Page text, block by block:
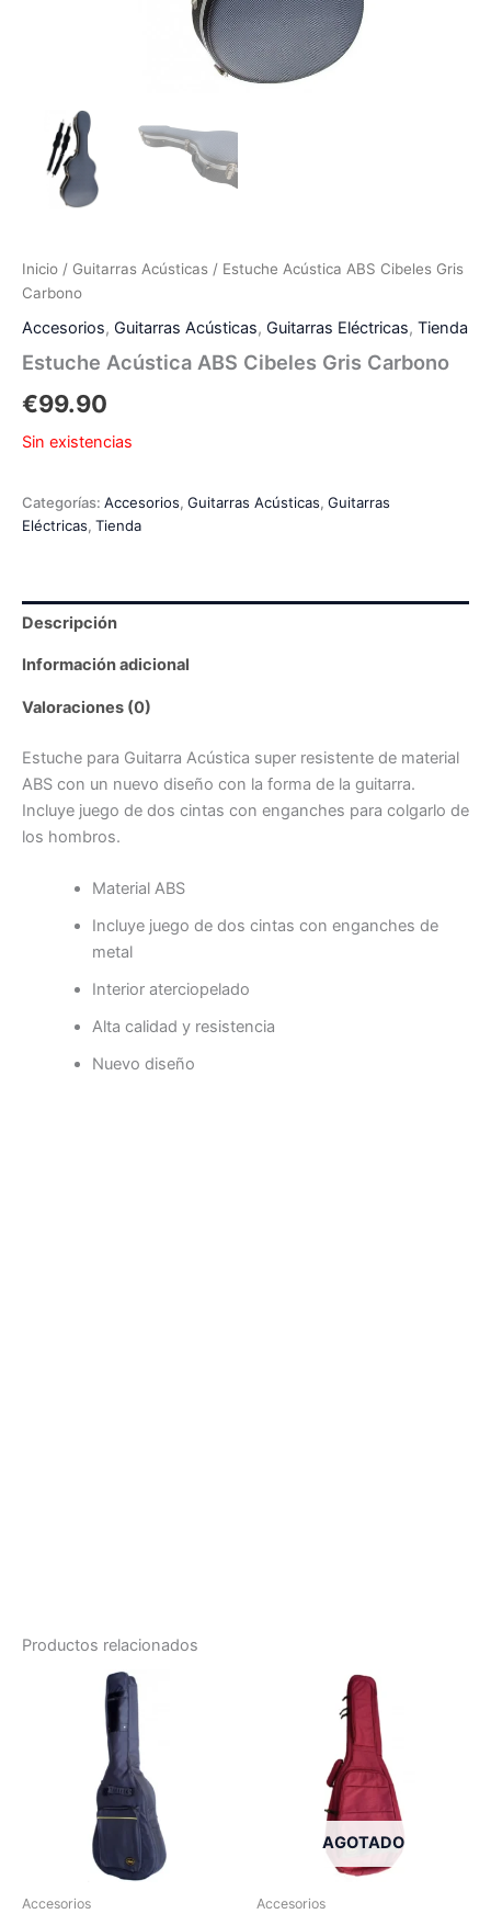
Inicio / Guitarras Acústicas / Estuche Acústica ABS Cibeles Gris
Carbono
Accesorios, Guitarras Acústicas, Guitarras Eléctricas, Tienda
Estuche Acústica ABS Cibeles Gris Carbono
€99.90
Sin existencias
Categorías: Accesorios, Guitarras Acústicas, Guitarras
Eléctricas, Tienda
Descripción
Información adicional
Valoraciones (0)
Estuche para Guitarra Acústica super resistente de material
ABS con un nuevo diseño con la forma de la guitarra.
Incluye juego de dos cintas con enganches para colgarlo de
los hombros.
Material ABS
Incluye juego de dos cintas con enganches de
metal
Interior aterciopelado
Alta calidad y resistencia
Nuevo diseño
Productos relacionados
Accesorios
AGOTADO
Accesorios